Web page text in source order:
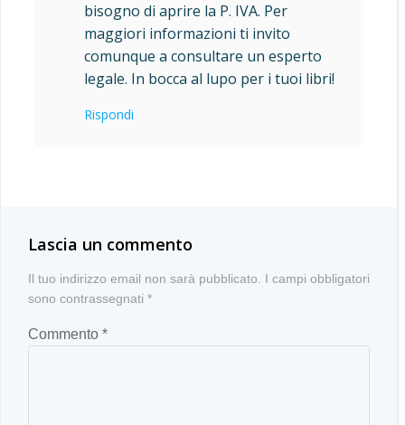
bisogno di aprire la P. IVA. Per
maggiori informazioni ti invito
comunque a consultare un esperto
legale. In bocca al lupo per i tuoi libri!
Rispondi
Lascia un commento
Il tuo indirizzo email non sarà pubblicato. I campi obbligatori
sono contrassegnati *
Commento *